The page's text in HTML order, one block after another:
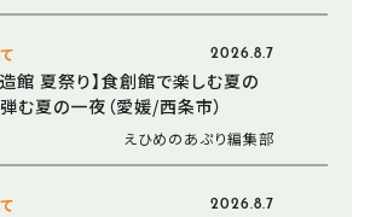
2026.8.7
館 夏祭り】食創館で楽しむ夏の
む夏の一夜（愛媛/西条市）
えひめのあぷり編集部
2026.8.7